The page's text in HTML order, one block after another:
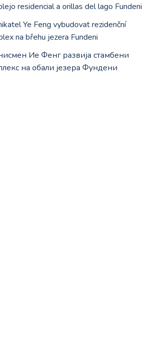
residencial a orillas del lago Fundeni
Ye Feng vybudovat rezidenční
na břehu jezera Fundeni
Ие Фенг развија стамбени
на обали језера Фундени